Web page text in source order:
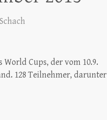
Schach
Cups, der vom 10.9.
128 Teilnehmer, darunter